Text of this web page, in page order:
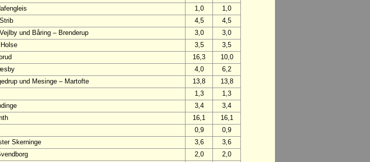
1,0
1,0
4,5
4,5
und Båring – Brenderup 3,0
3,0
3,5
3,5
16,3
10,0
4,0
6,2
und Mesinge – Martofte 13,8
13,8
1,3
1,3
3,4
3,4
16,1
16,1
0,9
0,9
Skerninge 3,6
3,6
2,0
2,0